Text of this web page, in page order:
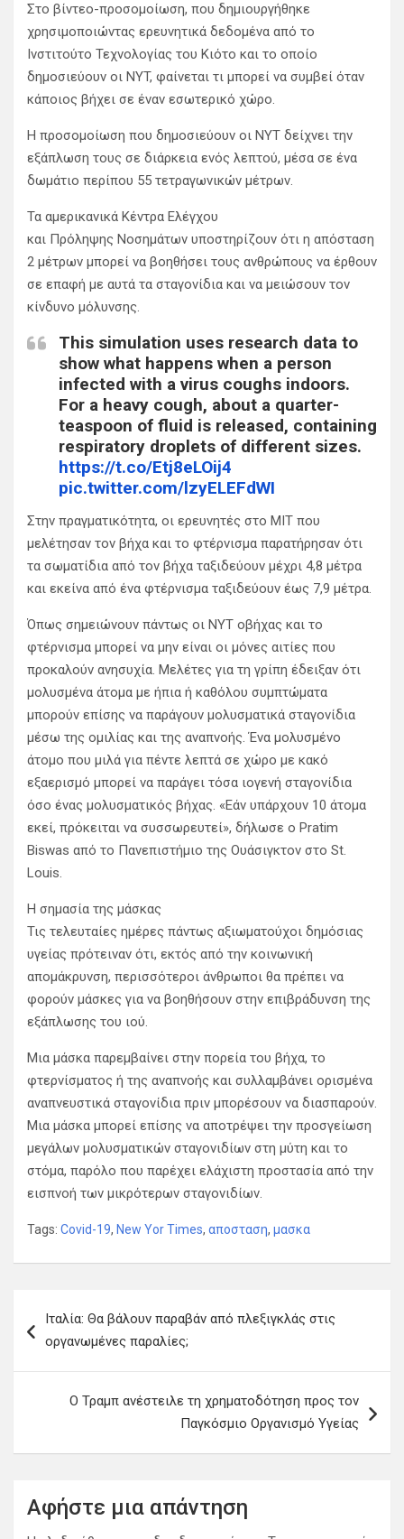
Στο βίντεο-προσομοίωση, που δημιουργήθηκε
χρησιμοποιώντας ερευνητικά δεδομένα από το
Ινστιτούτο Τεχνολογίας του Κιότο και το οποίο
δημοσιεύουν οι NYT, φαίνεται τι μπορεί να συμβεί όταν
κάποιος βήχει σε έναν εσωτερικό χώρο.
Η προσομοίωση που δημοσιεύουν οι ΝΥΤ δείχνει την
εξάπλωση τους σε διάρκεια ενός λεπτού, μέσα σε ένα
δωμάτιο περίπου 55 τετραγωνικών μέτρων.
Τα αμερικανικά Κέντρα Ελέγχου
και Πρόληψης Νοσημάτων υποστηρίζουν ότι η απόσταση
2 μέτρων μπορεί να βοηθήσει τους ανθρώπους να έρθουν
σε επαφή με αυτά τα σταγονίδια και να μειώσουν τον
κίνδυνο μόλυνσης.
This simulation uses research data to
show what happens when a person
infected with a virus coughs indoors.
For a heavy cough, about a quarter-
teaspoon of fluid is released, containing
respiratory droplets of different sizes.
https://t.co/Etj8eLOij4
pic.twitter.com/lzyELEFdWI
— The New York Times (@nytimes)
April 14, 2020
Στην πραγματικότητα, οι ερευνητές στο MIT που
μελέτησαν τον βήχα και το φτέρνισμα παρατήρησαν ότι
τα σωματίδια από τον βήχα ταξιδεύουν μέχρι 4,8 μέτρα
και εκείνα από ένα φτέρνισμα ταξιδεύουν έως 7,9 μέτρα.
Όπως σημειώνουν πάντως οι NYT oβήχας και το
φτέρνισμα μπορεί να μην είναι οι μόνες αιτίες που
προκαλούν ανησυχία. Μελέτες για τη γρίπη έδειξαν ότι
μολυσμένα άτομα με ήπια ή καθόλου συμπτώματα
μπορούν επίσης να παράγουν μολυσματικά σταγονίδια
μέσω της ομιλίας και της αναπνοής. Ένα μολυσμένο
άτομο που μιλά για πέντε λεπτά σε χώρο με κακό
εξαερισμό μπορεί να παράγει τόσα ιογενή σταγονίδια
όσο ένας μολυσματικός βήχας. «Εάν υπάρχουν 10 άτομα
εκεί, πρόκειται να συσσωρευτεί», δήλωσε ο Pratim
Biswas από το Πανεπιστήμιο της Ουάσιγκτον στο St.
Louis.
Η σημασία της μάσκας
Τις τελευταίες ημέρες πάντως αξιωματούχοι δημόσιας
υγείας πρότειναν ότι, εκτός από την κοινωνική
απομάκρυνση, περισσότεροι άνθρωποι θα πρέπει να
φορούν μάσκες για να βοηθήσουν στην επιβράδυνση της
εξάπλωσης του ιού.
Μια μάσκα παρεμβαίνει στην πορεία του βήχα, το
φτερνίσματος ή της αναπνοής και συλλαμβάνει ορισμένα
αναπνευστικά σταγονίδια πριν μπορέσουν να διασπαρούν.
Μια μάσκα μπορεί επίσης να αποτρέψει την προσγείωση
μεγάλων μολυσματικών σταγονιδίων στη μύτη και το
στόμα, παρόλο που παρέχει ελάχιστη προστασία από την
εισπνοή των μικρότερων σταγονιδίων.
Tags: Covid-19, New Yor Times, αποσταση, μασκα
η
Ιταλία: Θα βάλουν παραβάν από πλεξιγκλάς στις
οργανωμένες παραλίες;
Ο Τραμπ ανέστειλε τη χρηματοδότηση προς τον
Παγκόσμιο Οργανισμό Υγείας
Αφήστε μια απάντηση